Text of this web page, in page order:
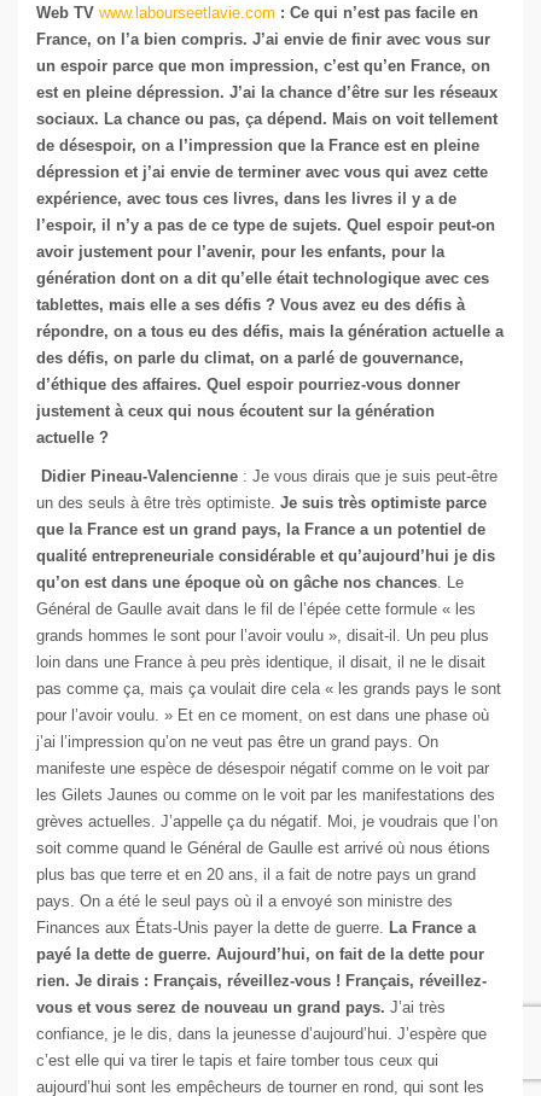
Web TV www.labourseetlavie.com : Ce qui n’est pas facile en
France, on l’a bien compris. J’ai envie de finir avec vous sur
un espoir parce que mon impression, c’est qu’en France, on
est en pleine dépression. J’ai la chance d’être sur les réseaux
sociaux. La chance ou pas, ça dépend. Mais on voit tellement
de désespoir, on a l’impression que la France est en pleine
dépression et j’ai envie de terminer avec vous qui avez cette
expérience, avec tous ces livres, dans les livres il y a de
l’espoir, il n’y a pas de ce type de sujets. Quel espoir peut-on
avoir justement pour l’avenir, pour les enfants, pour la
génération dont on a dit qu’elle était technologique avec ces
tablettes, mais elle a ses défis ? Vous avez eu des défis à
répondre, on a tous eu des défis, mais la génération actuelle a
des défis, on parle du climat, on a parlé de gouvernance,
d’éthique des affaires. Quel espoir pourriez-vous donner
justement à ceux qui nous écoutent sur la génération
actuelle ?
Didier Pineau-Valencienne : Je vous dirais que je suis peut-être
un des seuls à être très optimiste. Je suis très optimiste parce
que la France est un grand pays, la France a un potentiel de
qualité entrepreneuriale considérable et qu’aujourd’hui je dis
qu’on est dans une époque où on gâche nos chances. Le
Général de Gaulle avait dans le fil de l’épée cette formule « les
grands hommes le sont pour l’avoir voulu », disait-il. Un peu plus
loin dans une France à peu près identique, il disait, il ne le disait
pas comme ça, mais ça voulait dire cela « les grands pays le sont
pour l’avoir voulu. » Et en ce moment, on est dans une phase où
j’ai l’impression qu’on ne veut pas être un grand pays. On
manifeste une espèce de désespoir négatif comme on le voit par
les Gilets Jaunes ou comme on le voit par les manifestations des
grèves actuelles. J’appelle ça du négatif. Moi, je voudrais que l’on
soit comme quand le Général de Gaulle est arrivé où nous étions
plus bas que terre et en 20 ans, il a fait de notre pays un grand
pays. On a été le seul pays où il a envoyé son ministre des
Finances aux États-Unis payer la dette de guerre. La France a
payé la dette de guerre. Aujourd’hui, on fait de la dette pour
rien. Je dirais : Français, réveillez-vous ! Français, réveillez-
vous et vous serez de nouveau un grand pays. J’ai très
confiance, je le dis, dans la jeunesse d’aujourd’hui. J’espère que
c’est elle qui va tirer le tapis et faire tomber tous ceux qui
aujourd’hui sont les empêcheurs de tourner en rond, qui sont les